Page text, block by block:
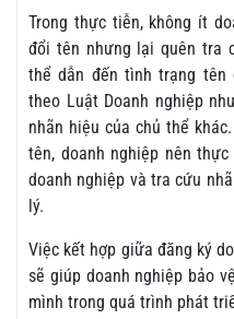
Trong thực tiễn, không ít
đổi tên nhưng lại quên tra
thể dẫn đến tình trạng tên
theo Luật Doanh nghiệp
nhãn hiệu của chủ thể
tên, doanh nghiệp nên
doanh nghiệp và tra cứu
lý.
Việc kết hợp giữa đăng ký
sẽ giúp doanh nghiệp bảo
mình trong quá trình phát